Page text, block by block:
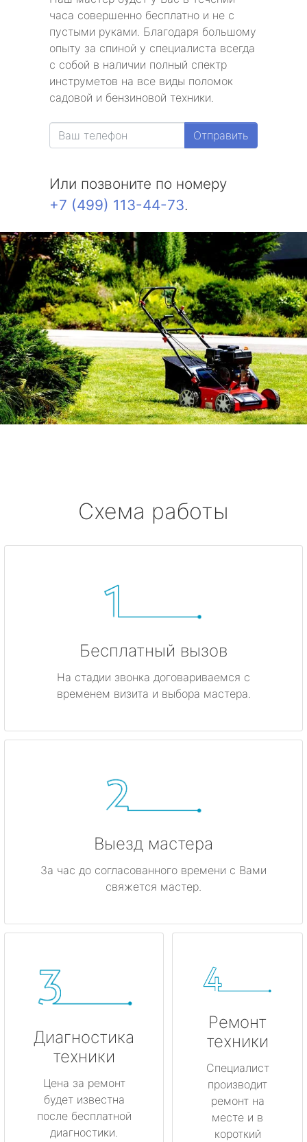
часа совершенно бесплатно и не с
пустыми руками. Благодаря большому
опыту за спиной у специалиста всегда
с собой в наличии полный спектр
инструметов на все виды поломок
садовой и бензиновой техники.
Отправить
Или позвоните по номеру
+7 (499) 113-44-73.
Схема работы
Бесплатный вызов
На стадии звонка договариваемся с
временем визита и выбора мастера.
Выезд мастера
За час до согласованного времени с Вами
свяжется мастер.
Диагностика
техники
Цена за ремонт
будет известна
после бесплатной
диагностики.
Ремонт
техники
Специалист
производит
ремонт на
месте и в
короткий